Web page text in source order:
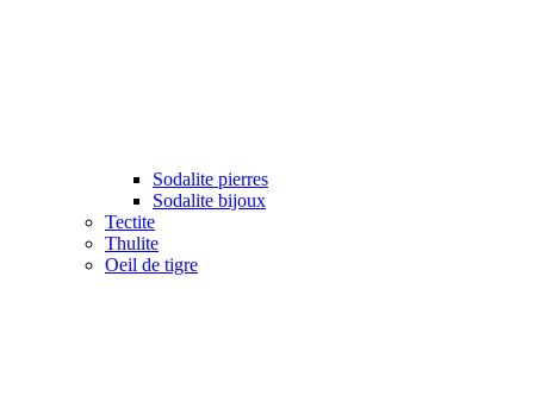
Sodalite pierres
Sodalite bijoux
Tectite
Thulite
Oeil de tigre